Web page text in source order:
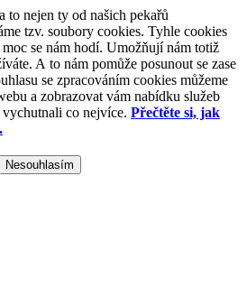
to nejen ty od našich pekařů
tzv. soubory cookies. Tyhle cookies
se nám hodí. Umožňují nám totiž
A to nám pomůže posunout se zase
se zpracováním cookies můžeme
a zobrazovat vám nabídku služeb
co nejvíce. Přečtěte si, jak
Nesouhlasím